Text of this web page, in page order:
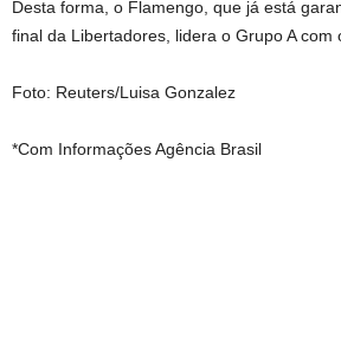
Desta forma, o Flamengo, que já está
final da Libertadores, lidera o Grupo A com
Foto: Reuters/Luisa Gonzalez
*Com Informações Agência Brasil